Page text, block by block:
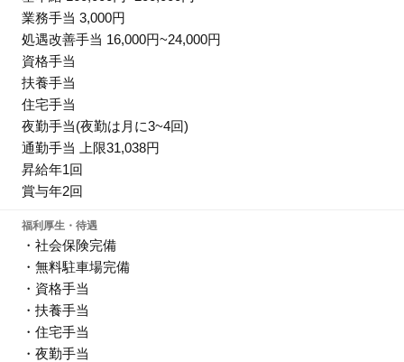
業務手当 3,000円
処遇改善手当 16,000円~24,000円
資格手当
扶養手当
住宅手当
夜勤手当(夜勤は月に3~4回)
通勤手当 上限31,038円
昇給年1回
賞与年2回
福利厚生・待遇
・社会保険完備
・無料駐車場完備
・資格手当
・扶養手当
・住宅手当
・夜勤手当